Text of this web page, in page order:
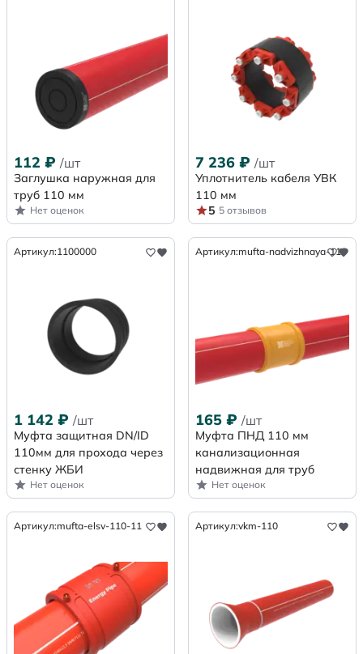
112 ₽ /шт
Заглушка наружная для
труб 110 мм
Нет оценок
7 236 ₽ /шт
Уплотнитель кабеля УВК
110 мм
5 5 отзывов
Артикул:1100000
1 142 ₽ /шт
Муфта защитная DN/ID
110мм для прохода через
стенку ЖБИ
Нет оценок
Артикул:mufta-nadvizhnaya-110
165 ₽ /шт
Муфта ПНД 110 мм
канализационная
надвижная для труб
Нет оценок
Артикул:mufta-elsv-110-11 Артикул:vkm-110